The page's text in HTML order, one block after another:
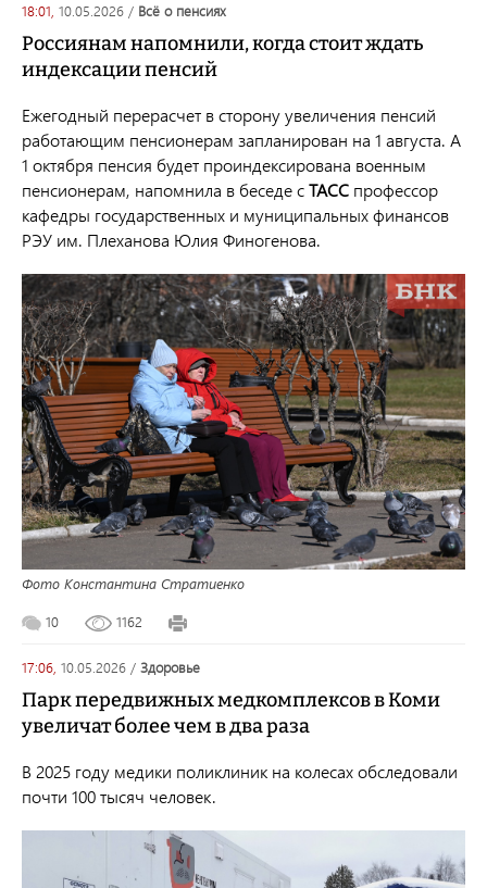
18:01, 10.05.2026 / всё о пенсиях
Россиянам напомнили, когда стоит ждать
индексации пенсий
Ежегодный перерасчет в сторону увеличения пенсий
работающим пенсионерам запланирован на 1 августа. А
1 октября пенсия будет проиндексирована военным
пенсионерам, напомнила в беседе сТАСС профессор
кафедры государственных и муниципальных финансов
РЭУ им. Плеханова Юлия Финогенова.
Фото Константина Стратиенко
10 1162
17:06, 10.05.2026 / здоровье
Парк передвижных медкомплексов в Коми
увеличат более чем в два раза
В 2025 году медики поликлиник на колесах обследовали
почти 100 тысяч человек.